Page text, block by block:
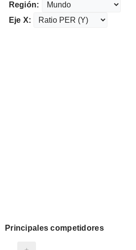
Región:
Eje X:
Principales competidores